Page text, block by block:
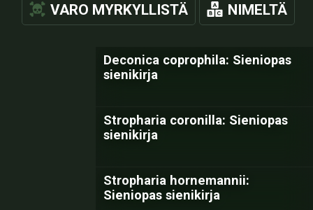
VARO MYRKYLLISTÄ NIMELTÄ
Deconica coprophila: Sieniopas
sienikirja
Stropharia coronilla: Sieniopas
sienikirja
Stropharia hornemannii:
Sieniopas sienikirja